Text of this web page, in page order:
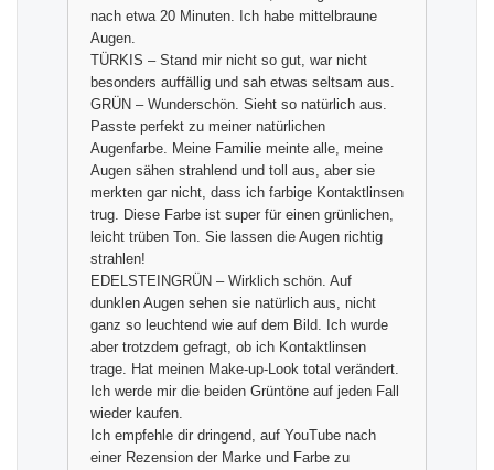
nach etwa 20 Minuten. Ich habe mittelbraune
Augen.
TÜRKIS – Stand mir nicht so gut, war nicht
besonders auffällig und sah etwas seltsam aus.
GRÜN – Wunderschön. Sieht so natürlich aus.
Passte perfekt zu meiner natürlichen
Augenfarbe. Meine Familie meinte alle, meine
Augen sähen strahlend und toll aus, aber sie
merkten gar nicht, dass ich farbige Kontaktlinsen
trug. Diese Farbe ist super für einen grünlichen,
leicht trüben Ton. Sie lassen die Augen richtig
strahlen!
EDELSTEINGRÜN – Wirklich schön. Auf
dunklen Augen sehen sie natürlich aus, nicht
ganz so leuchtend wie auf dem Bild. Ich wurde
aber trotzdem gefragt, ob ich Kontaktlinsen
trage. Hat meinen Make-up-Look total verändert.
Ich werde mir die beiden Grüntöne auf jeden Fall
wieder kaufen.
Ich empfehle dir dringend, auf YouTube nach
einer Rezension der Marke und Farbe zu